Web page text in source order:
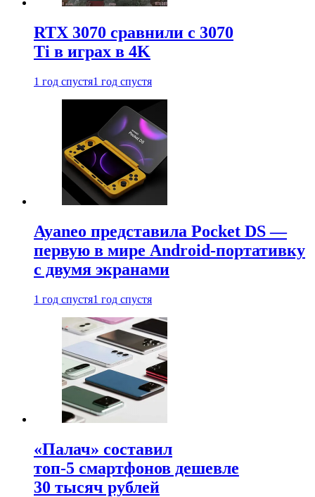
RTX 3070 сравнили с 3070
Ti в играх в 4K
1 год спустя1 год спустя
Ayaneo представила Pocket DS —
первую в мире Android-портативку
с двумя экранами
1 год спустя1 год спустя
«Палач» составил
топ-5 смартфонов дешевле
30 тысяч рублей